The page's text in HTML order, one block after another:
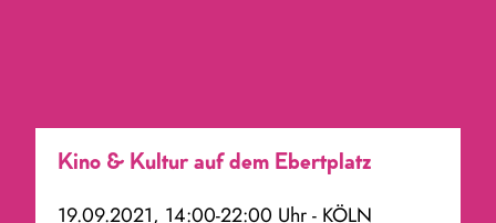
Kino & Kultur auf dem Ebertplatz
19.09.2021, 14:00-22:00 Uhr - KÖLN